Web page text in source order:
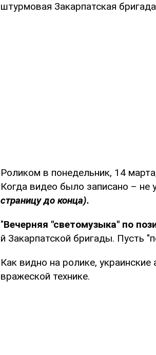
штурмовая Закарпатская
Роликом в понедельник, 14
Когда видео было записано – не
страницу до конца).
"Вечерняя "светомузыка" по
й Закарпатской бригады. Пусть
Как видно на ролике,
вражеской технике.